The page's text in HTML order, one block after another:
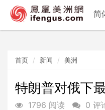
首页 新闻 美洲
特朗普对俄下
1796 阅读 0 评
简